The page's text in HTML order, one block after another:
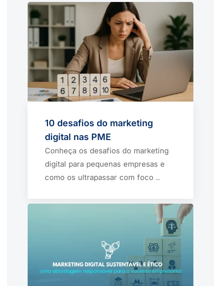
10 desafios do marketing
digital nas PME
Conheça os desafios do marketing
digital para pequenas empresas e
como os ultrapassar com foco ..